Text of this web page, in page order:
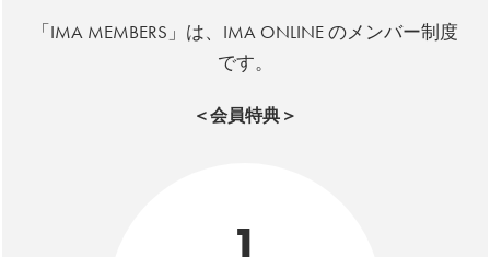
「IMA MEMBERS」は、IMA ONLINE のメンバー制度
です。
＜会員特典＞
1